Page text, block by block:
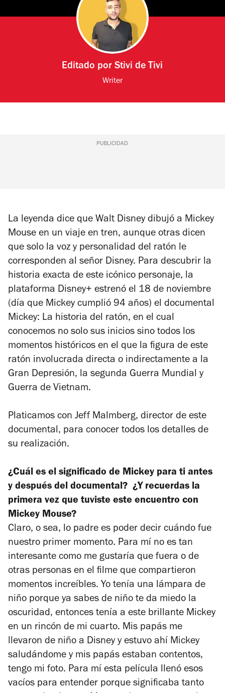
Editado porStivi de Tivi
Writer
PUBLICIDAD
La leyenda dice que Walt Disney dibujó a Mickey
Mouse en un viaje en tren, aunque otras dicen
que solo la voz y personalidad del ratón le
corresponden al señor Disney. Para descubrir la
historia exacta de este icónico personaje, la
plataforma Disney+ estrenó el 18 de noviembre
(día que Mickey cumplió 94 años) el documental
Mickey: La historia del ratón, en el cual
conocemos no solo sus inicios sino todos los
momentos históricos en el que la figura de este
ratón involucrada directa o indirectamente a la
Gran Depresión, la segunda Guerra Mundial y
Guerra de Vietnam.
Platicamos con Jeff Malmberg, director de este
documental, para conocer todos los detalles de
su realización.
¿Cuál es el significado de Mickey para ti antes
y después del documental? ¿Y recuerdas la
primera vez que tuviste este encuentro con
Mickey Mouse?
Claro, o sea, lo padre es poder decir cuándo fue
nuestro primer momento. Para mí no es tan
interesante como me gustaría que fuera o de
otras personas en el filme que compartieron
momentos increíbles. Yo tenía una lámpara de
niño porque ya sabes de niño te da miedo la
oscuridad, entonces tenía a este brillante Mickey
en un rincón de mi cuarto. Mis papás me
llevaron de niño a Disney y estuvo ahí Mickey
saludándome y mis papás estaban contentos,
tengo mi foto. Para mí esta película llenó esos
vacíos para entender porque significaba tanto